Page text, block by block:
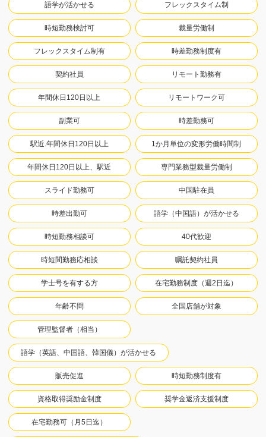
語学が活かせる フレックスタイム制
時短勤務検討可 裁量労働制
フレックスタイム制有 時差勤務制度有
契約社員 リモート勤務有
年間休日120日以上 リモートワーク可
副業可 時差勤務可
駅近.年間休日120日以上 1か月単位の変形労働時間制
年間休日120日以上、駅近 専門業務型裁量労働制
スライド勤務可 中国駐在員
時差出勤可 語学（中国語）が活かせる
時短勤務相談可 40代歓迎
時短間勤務応相談 嘱託契約社員
学士号を有する方 在宅勤務制度（週2日迄）
年齢不問 全国店舗が対象
管理監督者（相当）
語学（英語、中国語、韓国儀）が活かせる
販売促進 時短勤務制度有
資格取得奨励金制度 奨学金返済支援制度
在宅勤務可（月5日迄）